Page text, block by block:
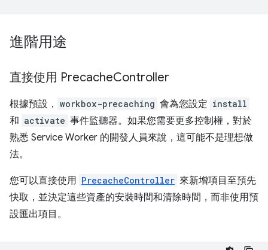
進階用途
直接使用 PrecacheController
根據預設， workbox-precaching 會為您設定 install
和 activate 事件監聽器。如果您需要更多控制權，對於
熟悉 Service Worker 的開發人員來說，這可能不是理想做
法。
您可以直接使用 PrecacheController 來新增項目至預先
快取，並決定這些資產的安裝時間和清除時間，而非使用預
設匯出項目。